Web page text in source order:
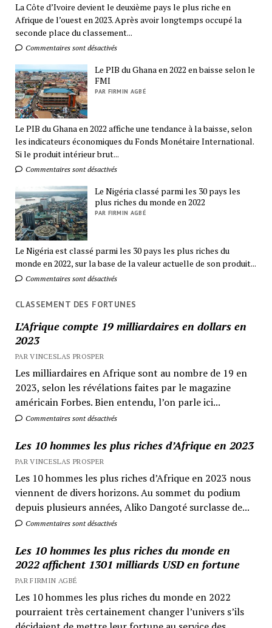
La Côte d’Ivoire devient le deuxième pays le plus riche en
Afrique de l’ouest en 2023. Après avoir longtemps occupé la
seconde place du classement...
Commentaires sont désactivés
Le PIB du Ghana en 2022 en baisse selon le
FMI
PAR FIRMIN AGBÉ
Le PIB du Ghana en 2022 affiche une tendance à la baisse, selon
les indicateurs économiques du Fonds Monétaire International.
Si le produit intérieur brut...
Commentaires sont désactivés
Le Nigéria classé parmi les 30 pays les
plus riches du monde en 2022
PAR FIRMIN AGBÉ
Le Nigéria est classé parmi les 30 pays les plus riches du
monde en 2022, sur la base de la valeur actuelle de son produit...
Commentaires sont désactivés
CLASSEMENT DES FORTUNES
L’Afrique compte 19 milliardaires en dollars en
2023
PAR VINCESLAS PROSPER
Les milliardaires en Afrique sont au nombre de 19 en
2023, selon les révélations faites par le magazine
américain Forbes. Bien entendu, l’on parle ici...
Commentaires sont désactivés
Les 10 hommes les plus riches d’Afrique en 2023
PAR VINCESLAS PROSPER
Les 10 hommes les plus riches d’Afrique en 2023 nous
viennent de divers horizons. Au sommet du podium
depuis plusieurs années, Aliko Dangoté surclasse de...
Commentaires sont désactivés
Les 10 hommes les plus riches du monde en
2022 affichent 1301 milliards USD en fortune
PAR FIRMIN AGBÉ
Les 10 hommes les plus riches du monde en 2022
pourraient très certainement changer l’univers s’ils